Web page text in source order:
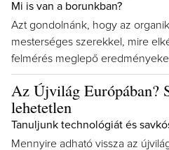
Mi is van a borunkban?
Azt gondolnánk, hogy az
mesterséges szerekkel, mire
felmérés meglepő
Az Újvilág Európában?
lehetetlen
Tanuljunk technológiát és
Mennyire adható vissza az